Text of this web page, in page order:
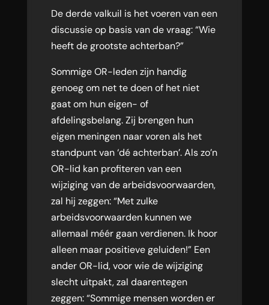
De derde valkuil is het voeren van een
discussie op basis van de vraag: “Wie
heeft de grootste achterban?”
Sommige OR-leden zijn handig
genoeg om net te doen of het niet
gaat om hun eigen- of
afdelingsbelang. Zij brengen hun
eigen meningen naar voren als het
standpunt van ‘dé achterban’. Als zo’n
OR-lid kan profiteren van een
wijziging van de arbeidsvoorwaarden,
zal hij zeggen: “Met zulke
arbeidsvoorwaarden kunnen we
allemaal méér gaan verdienen. Ik hoor
alleen maar positieve geluiden!” Een
ander OR-lid, voor wie de wijziging
slecht uitpakt, zal daarentegen
zeggen: “Sommige mensen worden er